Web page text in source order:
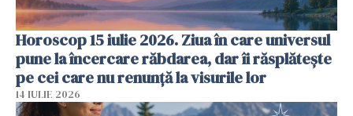
Horoscop 15 iulie 2026. Ziua în care universul
pune la încercare răbdarea, dar îi răsplătește
pe cei care nu renunță la visurile lor
14 IULIE 2026